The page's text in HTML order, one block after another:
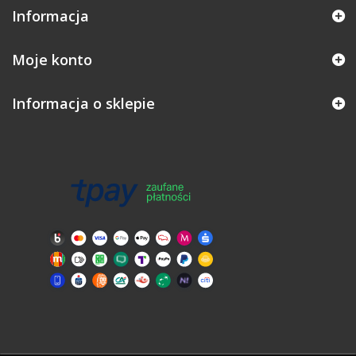
Informacja
Moje konto
Informacja o sklepie